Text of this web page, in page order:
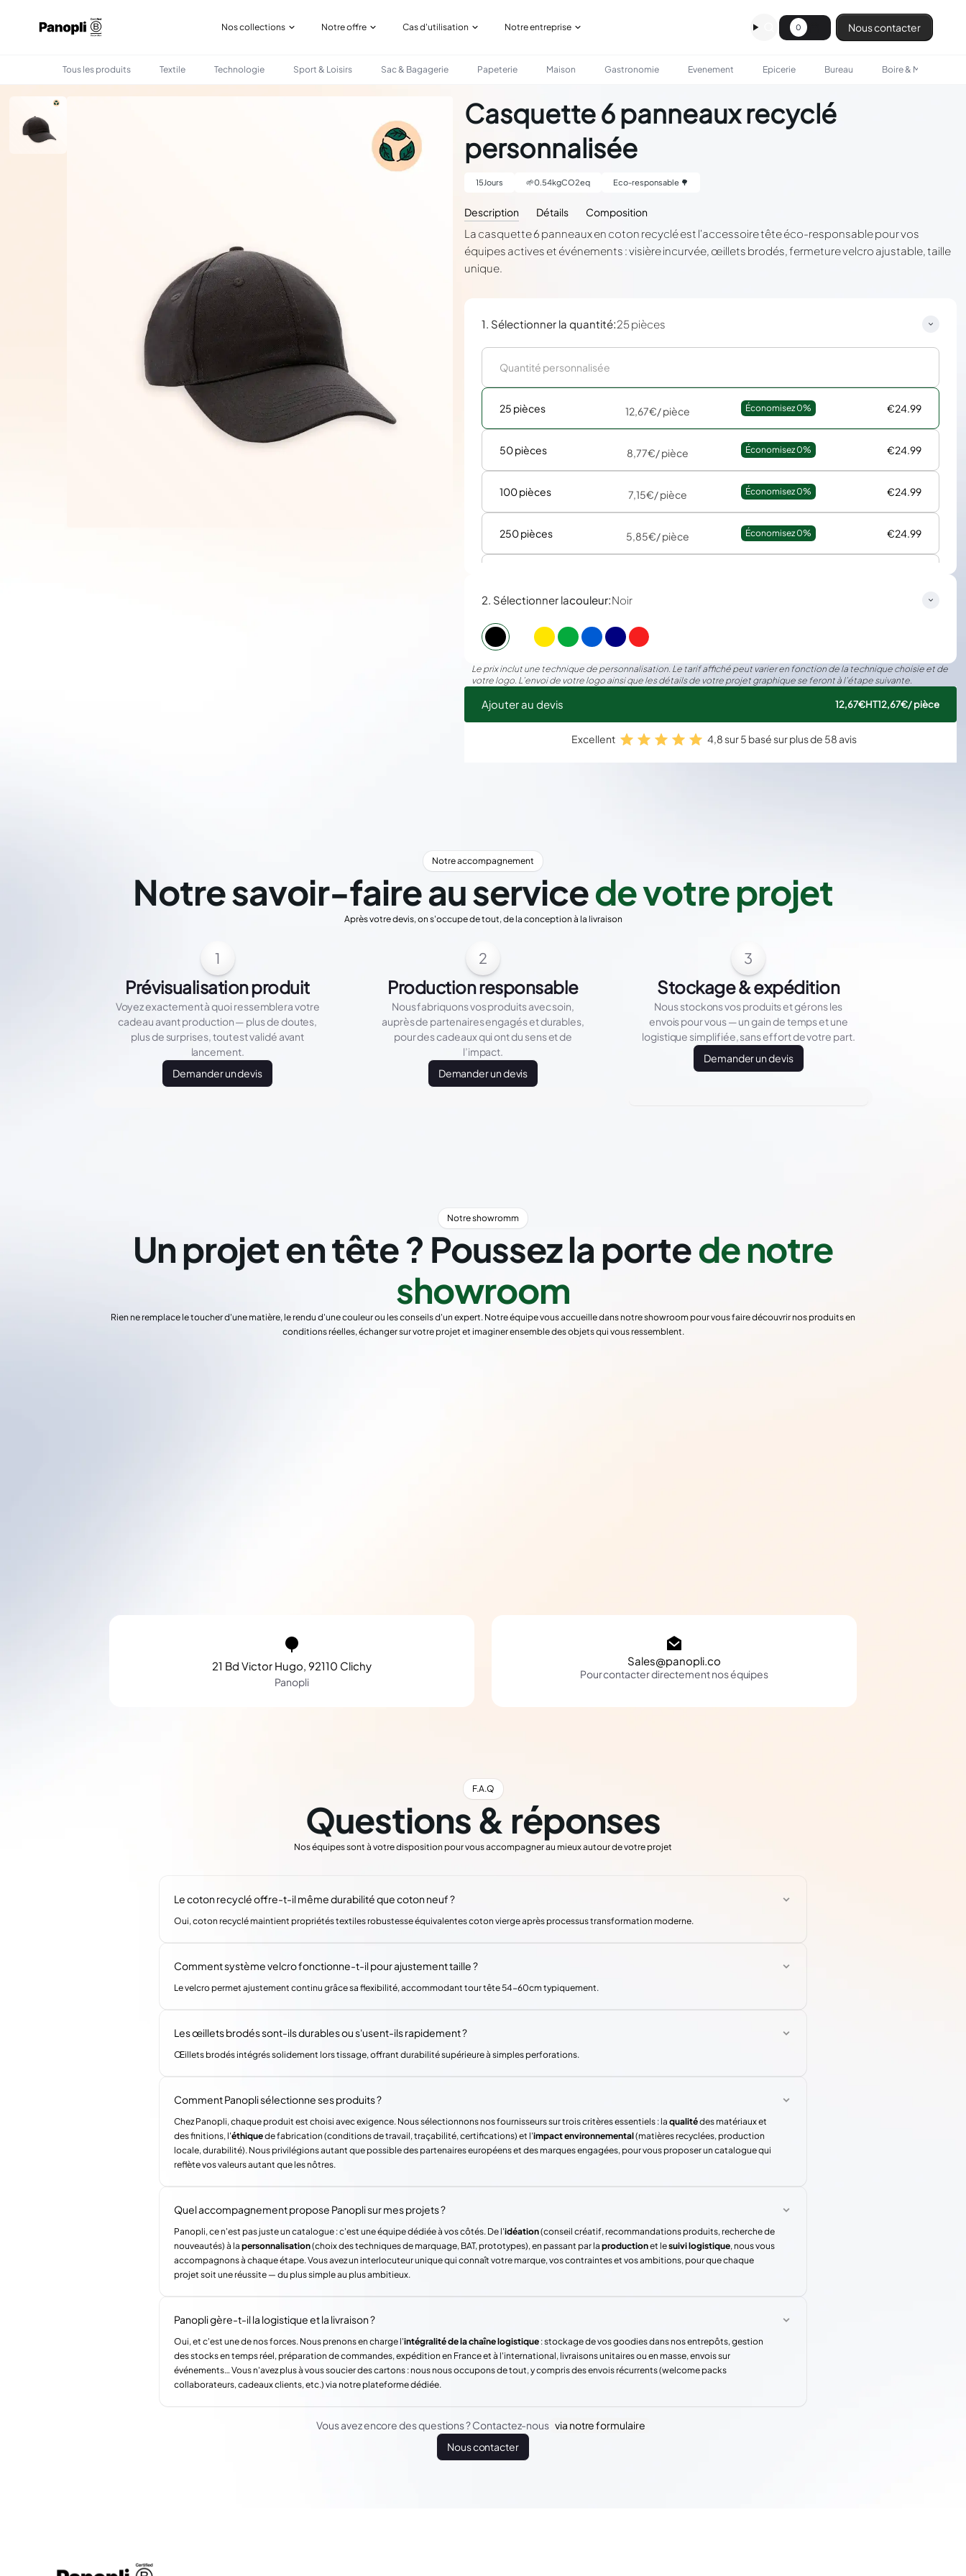
Nos collections Notre offre Cas d'utilisation Notre entreprise 0 Nous contacter
Tous les produits Textile Technologie Sport & Loisirs Sac & Bagagerie Papeterie Maison Gastronomie Evenement Epicerie Bureau Boire & Manger
TEXTILE CASQUETTE 6 PANNEAUX RECYCLÉ PERSONNALISÉE
Casquette 6 panneaux recyclé
personnalisée
15 Jours 🌱0.54kgCO2eq Eco-responsable 🌳
Description Détails Composition
La casquette 6 panneaux en coton recyclé est l'accessoire tête éco-responsable pour vos
équipes actives et événements : visière incurvée, œillets brodés, fermeture velcro ajustable, taille
unique.
1. Sélectionner la quantité:25 pièces
25 pièces 12,67€/ pièce Économisez 0% €24.99
50 pièces 8,77€/ pièce Économisez 0% €24.99
100 pièces 7,15€/ pièce Économisez 0% €24.99
250 pièces 5,85€/ pièce Économisez 0% €24.99
2. Sélectionner lacouleur:Noir
Le prix inclut une technique de personnalisation. Le tarif affiché peut varier en fonction de la technique choisie et de
votre logo. L’envoi de votre logo ainsi que les détails de votre projet graphique se feront à l’étape suivante.
Ajouter au devis 12,67€HT12,67€/ pièce
Excellent 4,8 sur 5 basé sur plus de 58 avis
Notre accompagnement
Notre savoir-faire au servicede votre projet
Après votre devis, on s'occupe de tout, de la conception à la livraison
1
Prévisualisation produit
Voyez exactement à quoi ressemblera votre
cadeau avant production — plus de doutes,
plus de surprises, tout est validé avant
lancement.
Demander un devis
2
Production responsable
Nous fabriquons vos produits avec soin,
auprès de partenaires engagés et durables,
pour des cadeaux qui ont du sens et de
l’impact.
Demander un devis
3
Stockage & expédition
Nous stockons vos produits et gérons les
envois pour vous — un gain de temps et une
logistique simplifiée, sans effort de votre part.
Demander un devis
Notre showromm
Un projet en tête ? Poussez la portede notre
showroom
Rien ne remplace le toucher d'une matière, le rendu d'une couleur ou les conseils d'un expert. Notre équipe vous accueille dans notre showroom pour vous faire découvrir nos produits en
conditions réelles, échanger sur votre projet et imaginer ensemble des objets qui vous ressemblent.
21 Bd Victor Hugo, 92110 Clichy
Panopli
Sales@panopli.co
Pour contacter directement nos équipes
F.A.Q
Questions & réponses
Nos équipes sont à votre disposition pour vous accompagner au mieux autour de votre projet
Le coton recyclé offre-t-il même durabilité que coton neuf ?
Oui, coton recyclé maintient propriétés textiles robustesse équivalentes coton vierge après processus transformation moderne.
Comment système velcro fonctionne-t-il pour ajustement taille ?
Le velcro permet ajustement continu grâce sa flexibilité, accommodant tour tête 54-60cm typiquement.
Les œillets brodés sont-ils durables ou s'usent-ils rapidement ?
Œillets brodés intégrés solidement lors tissage, offrant durabilité supérieure à simples perforations.
Comment Panopli sélectionne ses produits ?
Chez Panopli, chaque produit est choisi avec exigence. Nous sélectionnons nos fournisseurs sur trois critères essentiels : la qualitédes matériaux et
des finitions, l'éthiquede fabrication (conditions de travail, traçabilité, certifications) et l'impact environnemental(matières recyclées, production
locale, durabilité). Nous privilégions autant que possible des partenaires européens et des marques engagées, pour vous proposer un catalogue qui
reflète vos valeurs autant que les nôtres.
Quel accompagnement propose Panopli sur mes projets ?
Panopli, ce n'est pas juste un catalogue : c'est une équipe dédiée à vos côtés. De l'idéation(conseil créatif, recommandations produits, recherche de
nouveautés) à la personnalisation(choix des techniques de marquage, BAT, prototypes), en passant par la productionet lesuivi logistique, nous vous
accompagnons à chaque étape. Vous avez un interlocuteur unique qui connaît votre marque, vos contraintes et vos ambitions, pour que chaque
projet soit une réussite — du plus simple au plus ambitieux.
Panopli gère-t-il la logistique et la livraison ?
Oui, et c'est une de nos forces. Nous prenons en charge l'intégralité de la chaîne logistique : stockage de vos goodies dans nos entrepôts, gestion
des stocks en temps réel, préparation de commandes, expédition en France et à l'international, livraisons unitaires ou en masse, envois sur
événements… Vous n'avez plus à vous soucier des cartons : nous nous occupons de tout, y compris des envois récurrents (welcome packs
collaborateurs, cadeaux clients, etc.) via notre plateforme dédiée.
Vous avez encore des questions ? Contactez-nous via notre formulaire
Nous contacter